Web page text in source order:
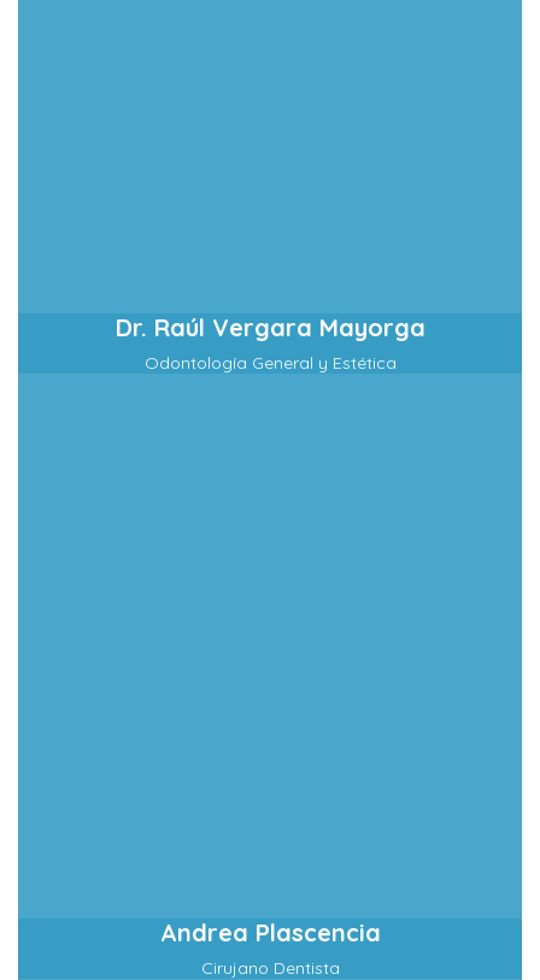
Dr. Raúl Vergara Mayorga
Odontología General y Estética
Andrea Plascencia
Cirujano Dentista